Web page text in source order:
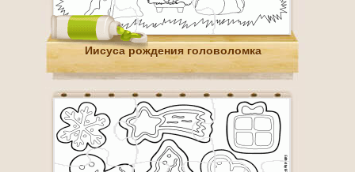
Иисуса рождения головоломка